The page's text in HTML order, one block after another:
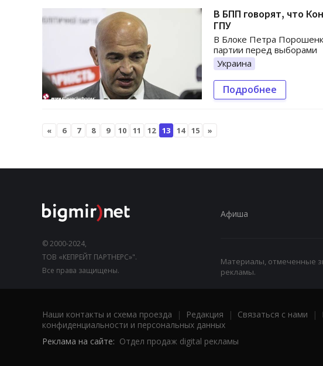
В БПП говорят, что
ГПУ
В Блоке Петра
партии перед выборами
Украина
Подробнее
« 6 7 8 9 10 11 12 13 14 15 »
© 2000-2024,
ТОВ «КЕПРЕЙТ ПАРТНЕРС»".
Все права защищены.
Афиша
Материалы, отмеченные
рекламы.
Наши контакты и схема проезда | Редакция | Связаться с нами |
конфиденциальности и персональных данных
Реклама на сайте: Отдел продаж digital рекламы